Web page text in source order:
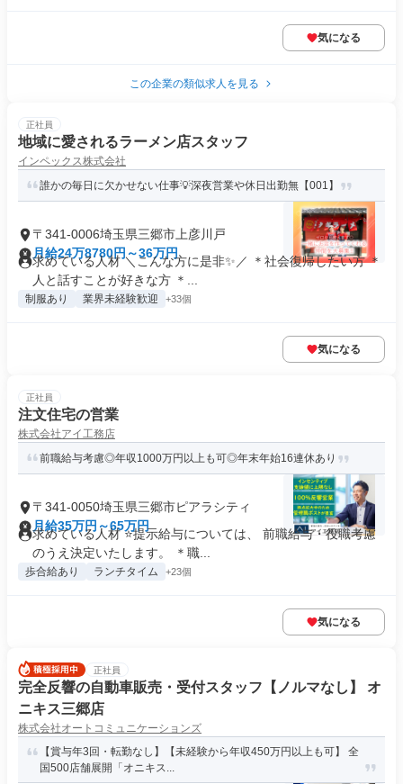
気になる
この企業の類似求人を見る
正社員
地域に愛されるラーメン店スタッフ
インペックス株式会社
誰かの毎日に欠かせない仕事💡深夜営業や休日出勤無【001】
〒341-0006埼玉県三郷市上彦川戸
月給24万8780円～36万円
求めている人材 ＼こんな方に是非✨／ ＊社会復帰したい方 ＊
人と話すことが好きな方 ＊...
制服あり 業界未経験歓迎 +33個
気になる
正社員
注文住宅の営業
株式会社アイ工務店
前職給与考慮◎年収1000万円以上も可◎年末年始16連休あり
〒341-0050埼玉県三郷市ピアラシティ
月給35万円～65万円
求めている人材 ⭐提示給与については、 前職給与・役職考慮
のうえ決定いたします。 ＊職...
歩合給あり ランチタイム +23個
気になる
正社員
完全反響の自動車販売・受付スタッフ【ノルマなし】 オ
ニキス三郷店
株式会社オートコミュニケーションズ
【賞与年3回・転勤なし】【未経験から年収450万円以上も可】 全
国500店舗展開「オニキス...